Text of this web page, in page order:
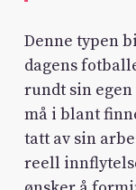
Denne typen
dagens
rundt sin
må i blant
tatt av sin
reell